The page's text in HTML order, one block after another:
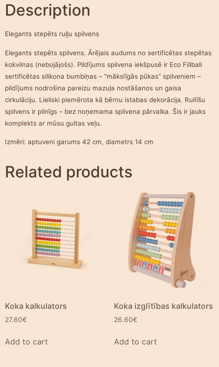
Description
Elegants stepēts ruļļu spilvens
Elegants stepēts spilvens. Ārējais audums no sertificētas stepētas
kokvilnas (nebojājošs). Pildījums spilvena iekšpusē ir Eco Fillball
sertificētas silikona bumbiņas – “mākslīgās pūkas” spilveniem –
pildījums nodrošina pareizu mazuļa nostāšanos un gaisa
cirkulāciju. Lieliski piemērota kā bērnu istabas dekorācija. Rullīšu
spilvens ir pilnīgs – bez noņemama spilvena pārvalka. Šis ir jauks
komplekts ar mūsu gultas veļu.
Izmēri: aptuveni garums 42 cm, diametrs 14 cm
Related products
Koka kalkulators
27.60€
Add to cart
Koka izglītības kalkulators
26.60€
Add to cart